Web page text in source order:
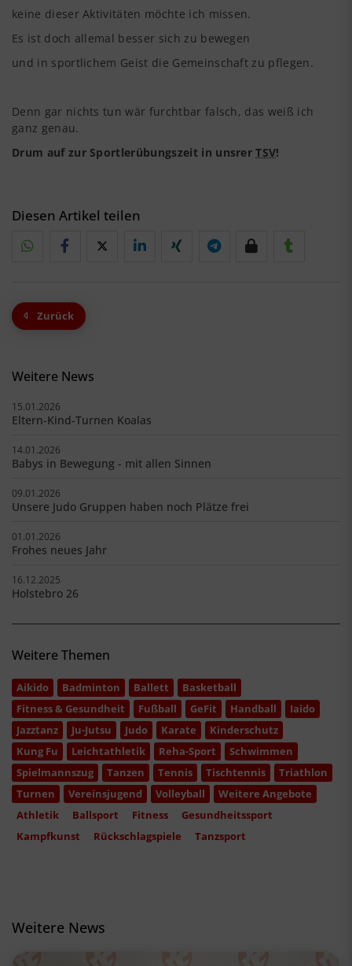
keine dieser Aktivitäten möchte ich missen.
Es ist doch allemal besser sich zu bewegen
und in sportlichem Geist die Gemeinschaft zu pflegen.
Denn gar nichts tun wär furchtbar falsch, das weiß ich
ganz genau.
Drum auf zur Sportlerübungszeit in unsrerTSV!
Diesen Artikel teilen
Zurück
Weitere News
15.01.2026
Eltern-Kind-Turnen Koalas
14.01.2026
Babys in Bewegung - mit allen Sinnen
09.01.2026
Unsere Judo Gruppen haben noch Plätze frei
01.01.2026
Frohes neues Jahr
16.12.2025
Holstebro 26
Weitere Themen
Aikido Badminton Ballett
Basketball
Fitness & Gesundheit
Fußball GeFit Handball
Iaido
Jazztanz
Ju-Jutsu Judo Karate
Kinderschutz
Kung Fu
Leichtathletik Reha-Sport
Schwimmen
Spielmannszug
Tanzen Tennis Tischtennis
Triathlon
Turnen
Vereinsjugend Volleyball
Weitere Angebote
Athletik
Ballsport Fitness
Gesundheitssport
Kampfkunst
Rückschlagspiele Tanzsport
Weitere News